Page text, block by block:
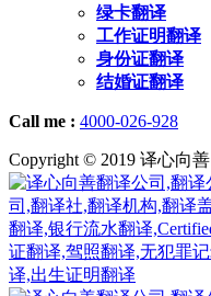
绿卡翻译
工作证明翻译
身份证翻译
结婚证翻译
Call me : 4000-026-928
Copyright © 2019 译心向善